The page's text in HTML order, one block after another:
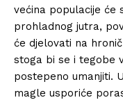
većina populacije će
prohladnog jutra,
će djelovati na
stoga bi se i tegobe
postepeno umanjiti.
magle usporiće